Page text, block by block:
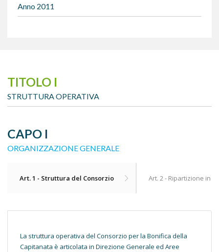
Anno 2011
TITOLO I
STRUTTURA OPERATIVA
CAPO I
ORGANIZZAZIONE GENERALE
Art. 1 - Struttura del Consorzio Art. 2 - Ripartizione in
La struttura operativa del Consorzio per la Bonifica della
Capitanata è articolata in Direzione Generale ed Aree